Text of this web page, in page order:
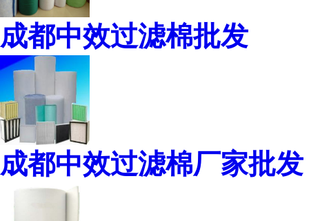
成都中效过滤棉批发
成都中效过滤棉厂家批发